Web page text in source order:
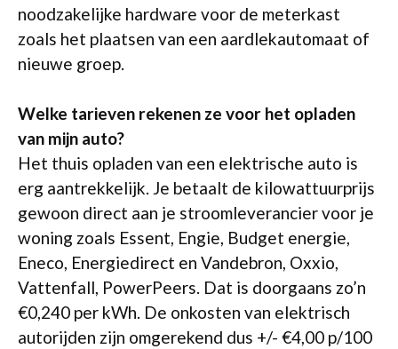
noodzakelijke hardware voor de meterkast
zoals het plaatsen van een aardlekautomaat of
nieuwe groep.
Welke tarieven rekenen ze voor het opladen
van mijn auto?
Het thuis opladen van een elektrische auto is
erg aantrekkelijk. Je betaalt de kilowattuurprijs
gewoon direct aan je stroomleverancier voor je
woning zoals Essent, Engie, Budget energie,
Eneco, Energiedirect en Vandebron, Oxxio,
Vattenfall, PowerPeers. Dat is doorgaans zo’n
€0,240 per kWh. De onkosten van elektrisch
autorijden zijn omgerekend dus +/- €4,00 p/100